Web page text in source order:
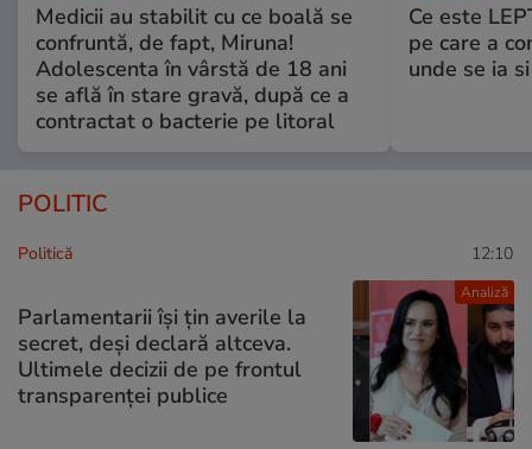
Medicii au stabilit cu ce boală se
confruntă, de fapt, Miruna!
Adolescenta în vârstă de 18 ani
se află în stare gravă, după ce a
contractat o bacterie pe litoral
Ce este
pe care a
unde se ia
POLITIC
Analiză
Politică 12:10
Parlamentarii își țin averile la
secret, deși declară altceva.
Ultimele decizii de pe frontul
transparenței publice